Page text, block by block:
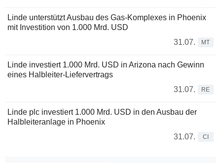
Linde unterstützt Ausbau des Gas-Komplexes in Phoenix
mit Investition von 1.000 Mrd. USD
31.07.
MT
Linde investiert 1.000 Mrd. USD in Arizona nach Gewinn
eines Halbleiter-Liefervertrags
31.07.
RE
Linde plc investiert 1.000 Mrd. USD in den Ausbau der
Halbleiteranlage in Phoenix
31.07.
CI